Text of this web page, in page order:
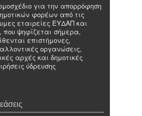
για την απορρόφηση
φορέων από τις
εταιρείες ΕΥΔΑΠ και
ψηφίζεται σήμερα,
επιστήμονες,
οργανώσεις,
αρχές και δημοτικές
ύδρευσης